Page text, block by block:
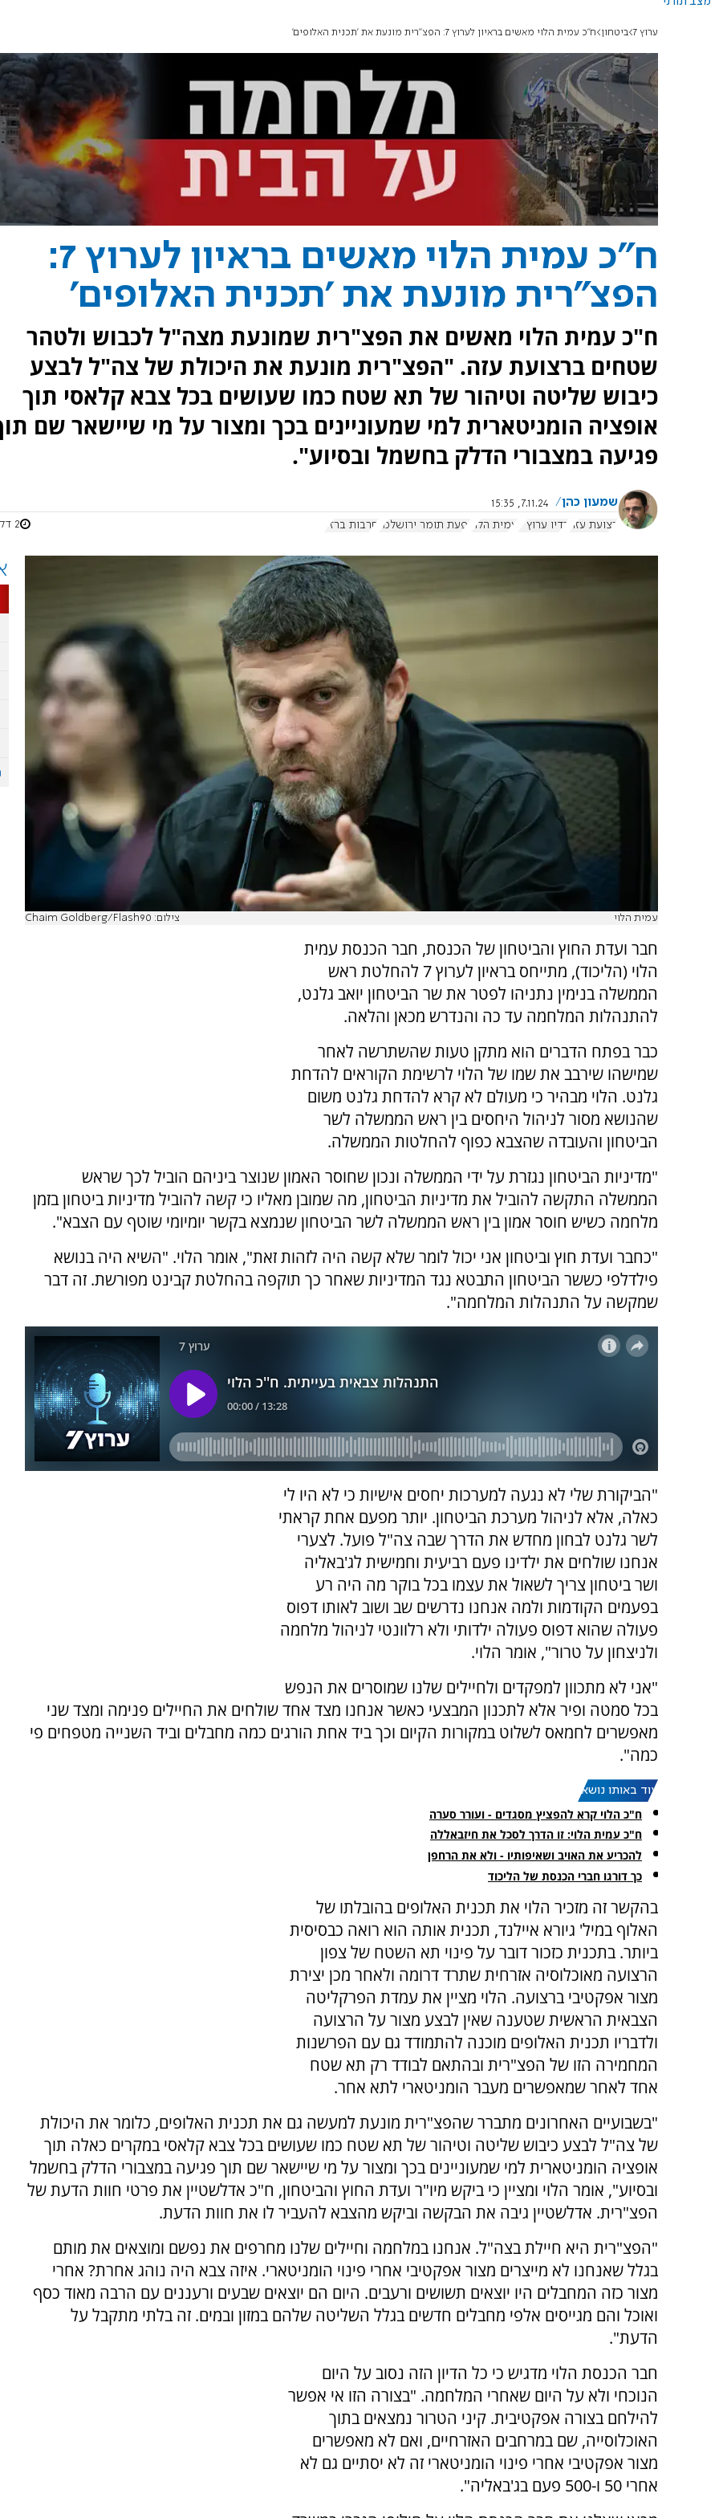
ערוץ 7 ביטחון ח"כ עמית הלוי מאשים בראיון לערוץ 7: הפצ"רית מונעת את 'תכנית האלופים'
ח"כ עמית הלוי מאשים בראיון לערוץ 7:
הפצ"רית מונעת את 'תכנית האלופים'
ח"כ עמית הלוי מאשים את הפצ"רית שמונעת מצה"ל לכבוש ולטהר
שטחים ברצועת עזה. "הפצ"רית מונעת את היכולת של צה"ל לבצע
כיבוש שליטה וטיהור של תא שטח כמו שעושים בכל צבא קלאסי תוך
אופציה הומניטארית למי שמעוניינים בכך ומצור על מי שיישאר שם
פגיעה במצבורי הדלק בחשמל ובסיוע".
שמעון כהן
7.11.24, 15:35
רצועת עזה
רדיו ערוץ 7 עמית הלוי יפעת תומר ירושלמי חרבות ברזל 2 דקות
עמית הלוי צילום: Chaim Goldberg/Flash90
חבר ועדת החוץ והביטחון של הכנסת, חבר הכנסת עמית
הלוי (הליכוד), מתייחס בראיון לערוץ 7 להחלטת ראש
הממשלה בנימין נתניהו לפטר את שר הביטחון יואב גלנט,
להתנהלות המלחמה עד כה והנדרש מכאן והלאה.
כבר בפתח הדברים הוא מתקן טעות שהשתרשה לאחר
שמישהו שירבב את שמו של הלוי לרשימת הקוראים להדחת
גלנט. הלוי מבהיר כי מעולם לא קרא להדחת גלנט משום
שהנושא מסור לניהול היחסים בין ראש הממשלה לשר
הביטחון והעובדה שהצבא כפוף להחלטות הממשלה.
"מדיניות הביטחון נגזרת על ידי הממשלה ונכון שחוסר האמון שנוצר ביניהם הוביל לכך שראש
הממשלה התקשה להוביל את מדיניות הביטחון, מה שמובן מאליו כי קשה להוביל מדיניות ביטחון בזמן
מלחמה כשיש חוסר אמון בין ראש הממשלה לשר הביטחון שנמצא בקשר יומיומי שוטף עם הצבא".
"כחבר ועדת חוץ וביטחון אני יכול לומר שלא קשה היה לזהות זאת", אומר הלוי. "השיא היה בנושא
פילדלפי כששר הביטחון התבטא נגד המדיניות שאחר כך תוקפה בהחלטת קבינט מפורשת. זה דבר
שמקשה על התנהלות המלחמה".
"הביקורת שלי לא נגעה למערכות יחסים אישיות כי לא היו לי
כאלה, אלא לניהול מערכת הביטחון. יותר מפעם אחת קראתי
לשר גלנט לבחון מחדש את הדרך שבה צה"ל פועל. לצערי
אנחנו שולחים את ילדינו פעם רביעית וחמישית לג'באליה
ושר ביטחון צריך לשאול את עצמו בכל בוקר מה היה רע
בפעמים הקודמות ולמה אנחנו נדרשים שב ושוב לאותו דפוס
פעולה שהוא דפוס פעולה ילדותי ולא רלוונטי לניהול מלחמה
ולניצחון על טרור", אומר הלוי.
"אני לא מתכוון למפקדים ולחיילים שלנו שמוסרים את הנפש
בכל סמטה ופיר אלא לתכנון המבצעי כאשר אנחנו מצד אחד שולחים את החיילים פנימה ומצד שני
מאפשרים לחמאס לשלוט במקורות הקיום וכך ביד אחת הורגים כמה מחבלים וביד השנייה מטפחים פי
כמה".
עוד באותו נושא:
ח"כ הלוי קרא להפציץ מסגדים - ועורר סערה
ח"כ עמית הלוי: זו הדרך לסכל את חיזבאללה
להכריע את האויב ושאיפותיו - ולא את הרחפן
כך דורגו חברי הכנסת של הליכוד
בהקשר זה מזכיר הלוי את תכנית האלופים בהובלתו של
האלוף במיל' גיורא איילנד, תכנית אותה הוא רואה כבסיסית
ביותר. בתכנית כזכור דובר על פינוי תא השטח של צפון
הרצועה מאוכלוסיה אזרחית שתרד דרומה ולאחר מכן יצירת
מצור אפקטיבי ברצועה. הלוי מציין את עמדת הפרקליטה
הצבאית הראשית שטענה שאין לבצע מצור על הרצועה
ולדבריו תכנית האלופים מוכנה להתמודד גם עם הפרשנות
המחמירה הזו של הפצ"רית ובהתאם לבודד רק תא שטח
אחד לאחר שמאפשרים מעבר הומניטארי לתא אחר.
"בשבועיים האחרונים מתברר שהפצ"רית מונעת למעשה גם את תכנית האלופים, כלומר את היכולת
של צה"ל לבצע כיבוש שליטה וטיהור של תא שטח כמו שעושים בכל צבא קלאסי במקרים כאלה תוך
אופציה הומניטארית למי שמעוניינים בכך ומצור על מי שיישאר שם תוך פגיעה במצבורי הדלק בחשמל
ובסיוע", אומר הלוי ומציין כי ביקש מיו"ר ועדת החוץ והביטחון, ח"כ אדלשטיין את פרטי חוות הדעת של
הפצ"רית. אדלשטיין גיבה את הבקשה וביקש מהצבא להעביר לו את חוות הדעת.
"הפצ"רית היא חיילת בצה"ל. אנחנו במלחמה וחיילים שלנו מחרפים את נפשם ומוצאים את מותם
בגלל שאנחנו לא מייצרים מצור אפקטיבי אחרי פינוי הומניטארי. איזה צבא היה נוהג אחרת? אחרי
מצור כזה המחבלים היו יוצאים תשושים ורעבים. היום הם יוצאים שבעים ורעננים עם הרבה מאוד כסף
ואוכל והם מגייסים אלפי מחבלים חדשים בגלל השליטה שלהם במזון ובמים. זה בלתי מתקבל על
הדעת".
חבר הכנסת הלוי מדגיש כי כל הדיון הזה נסוב על היום
הנוכחי ולא על היום שאחרי המלחמה. "בצורה הזו אי אפשר
להילחם בצורה אפקטיבית. קיני הטרור נמצאים בתוך
האוכלוסייה, שם במרחבים האזרחיים, ואם לא מאפשרים
מצור אפקטיבי אחרי פינוי הומניטארי זה לא יסתיים גם לא
אחרי 50 ו-500 פעם בג'באליה".